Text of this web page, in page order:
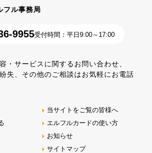
フル事務局
9955受付時間：平日9:00～17:00
・サービスに関するお問い合わせ、
失、その他のご相談はお気軽にお電話
当サイトをご覧の皆様へ
エルフルカードの使い方
お知らせ
サイトマップ